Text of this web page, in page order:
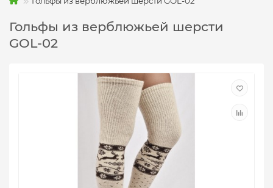
Гольфы из верблюжьей шерсти
GOL-02